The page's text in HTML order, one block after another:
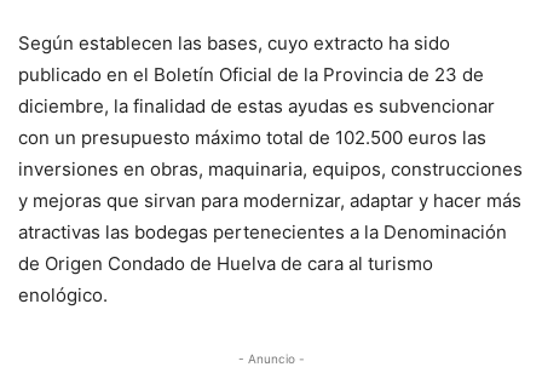
Según establecen las bases, cuyo extracto ha sido
publicado en el Boletín Oficial de la Provincia de 23 de
diciembre, la finalidad de estas ayudas es subvencionar
con un presupuesto máximo total de 102.500 euros las
inversiones en obras, maquinaria, equipos, construcciones
y mejoras que sirvan para modernizar, adaptar y hacer más
atractivas las bodegas pertenecientes a la Denominación
de Origen Condado de Huelva de cara al turismo
enológico.
- Anuncio -